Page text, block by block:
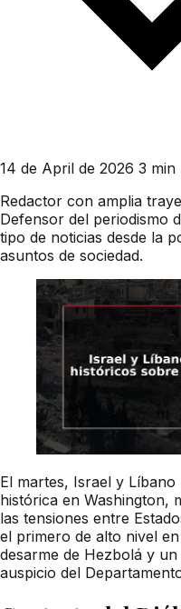
14 de April de 2026 3 min
Redactor con amplia
Defensor del periodismo
tipo de noticias desde la
asuntos de sociedad.
El martes, Israel y
histórica en Washington,
las tensiones entre
el primero de alto nivel
desarme de Hezbolá y
auspicio del